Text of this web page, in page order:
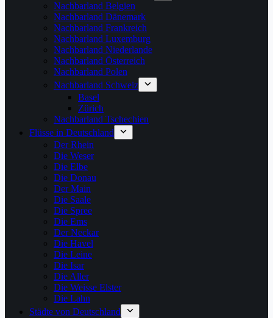
Nachbarland Belgien
Nachbarland Dänemark
Nachbarland Frankreich
Nachbarland Luxemburg
Nachbarland Niederlande
Nachbarland Österreich
Nachbarland Polen
Nachbarland Schweiz
Basel
Zürich
Nachbarland Tschechien
Flüsse in Deutschland
Der Rhein
Die Weser
Die Elbe
Die Donau
Der Main
Die Saale
Die Spree
Die Ems
Der Neckar
Die Havel
Die Leine
Die Isar
Die Aller
Die Weisse Elster
Die Lahn
Städte von Deutschland